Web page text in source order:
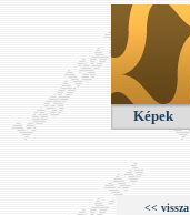
Képek
<< vissza